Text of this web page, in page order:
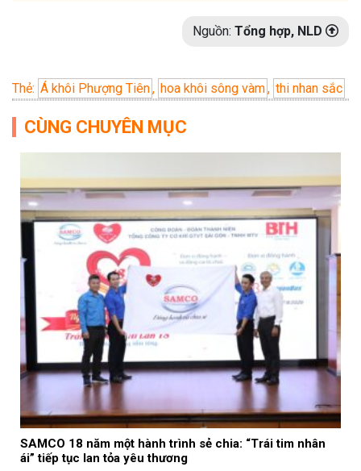
Nguồn: Tổng hợp, NLD
Thẻ: Á khôi Phượng Tiên, hoa khôi sông vàm, thi nhan sắc
CÙNG CHUYÊN MỤC
SAMCO 18 năm một hành trình sẻ chia: “Trái tim nhân
ái” tiếp tục lan tỏa yêu thương